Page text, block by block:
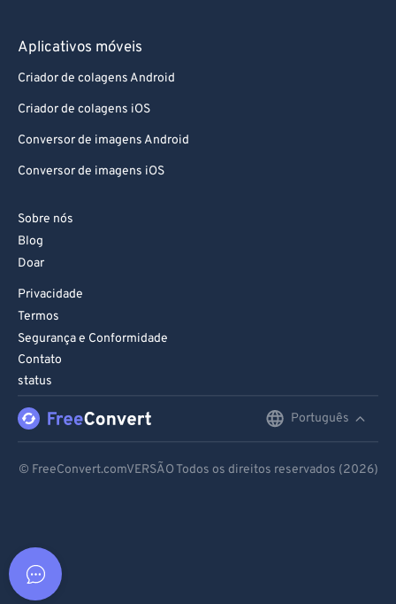
Aplicativos móveis
Criador de colagens Android
Criador de colagens iOS
Conversor de imagens Android
Conversor de imagens iOS
Sobre nós
Blog
Doar
Privacidade
Termos
Segurança e Conformidade
Contato
status
Português
© FreeConvert.comVERSÃO Todos os direitos reservados (2026)